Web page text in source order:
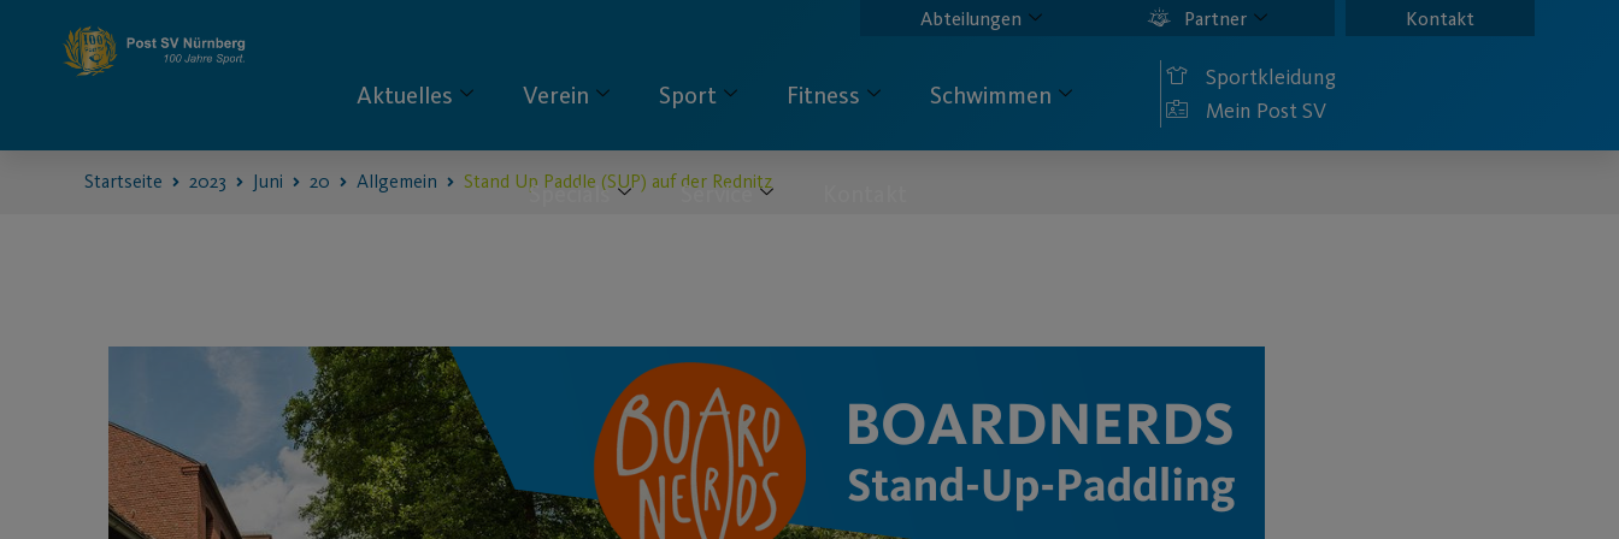
Abteilungen Partner Kontakt
Aktuelles Verein Sport Fitness Schwimmen
Specials Service
Sportkleidung
Mein Post SV
Startseite 2023 Juni 20 Allgemein Stand Up Paddle (SUP) auf der Rednitz